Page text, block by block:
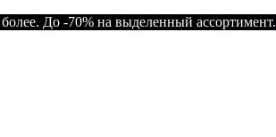
До -70% на выделенный ассортимент.